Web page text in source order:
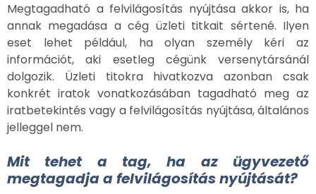
Megtagadható a felvilágosítás nyújtása akkor is, ha
annak megadása a cég üzleti titkait sértené. Ilyen
eset lehet például, ha olyan személy kéri az
információt, aki esetleg cégünk versenytársánál
dolgozik. Üzleti titokra hivatkozva azonban csak
konkrét iratok vonatkozásában tagadható meg az
iratbetekintés vagy a felvilágosítás nyújtása, általános
jelleggel nem.
Mit tehet a tag, ha az ügyvezető
megtagadja a felvilágosítás nyújtását?